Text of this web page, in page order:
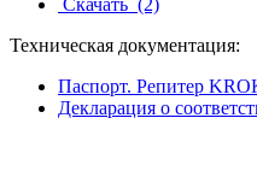
Скачать (2)
Техническая документация:
Паспорт. Репитер
Декларация о